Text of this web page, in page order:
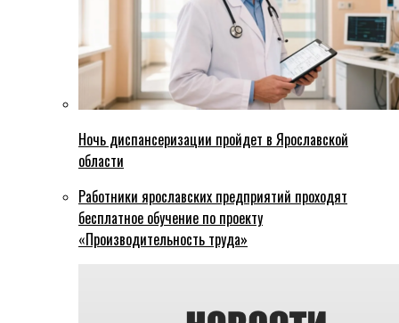
Ночь диспансеризации пройдет в Ярославской
области
Работники ярославских предприятий проходят
бесплатное обучение по проекту
«Производительность труда»